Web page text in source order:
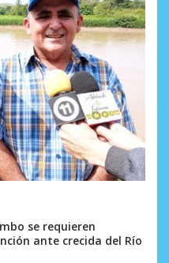
se requieren
ante crecida del Río